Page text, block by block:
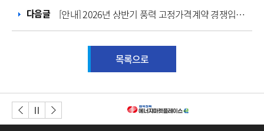
[안내] 2026년 상반기 풍력 고정가격계약 경쟁입찰 사업자 선정 결과
다음글
목록으로
정지